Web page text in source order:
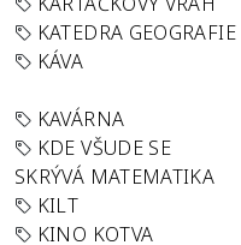
KATEDRA GEOGRAFIE
KÁVA
KAVÁRNA
KDE VŠUDE SE
SKRÝVÁ MATEMATIKA
KILT
KINO KOTVA